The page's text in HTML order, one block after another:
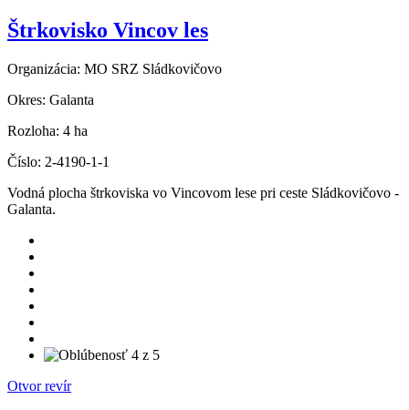
Štrkovisko Vincov les
Organizácia: MO SRZ Sládkovičovo
Okres: Galanta
Rozloha: 4 ha
Číslo: 2-4190-1-1
Vodná plocha štrkoviska vo Vincovom lese pri ceste Sládkovičovo -
Galanta.
Otvor revír